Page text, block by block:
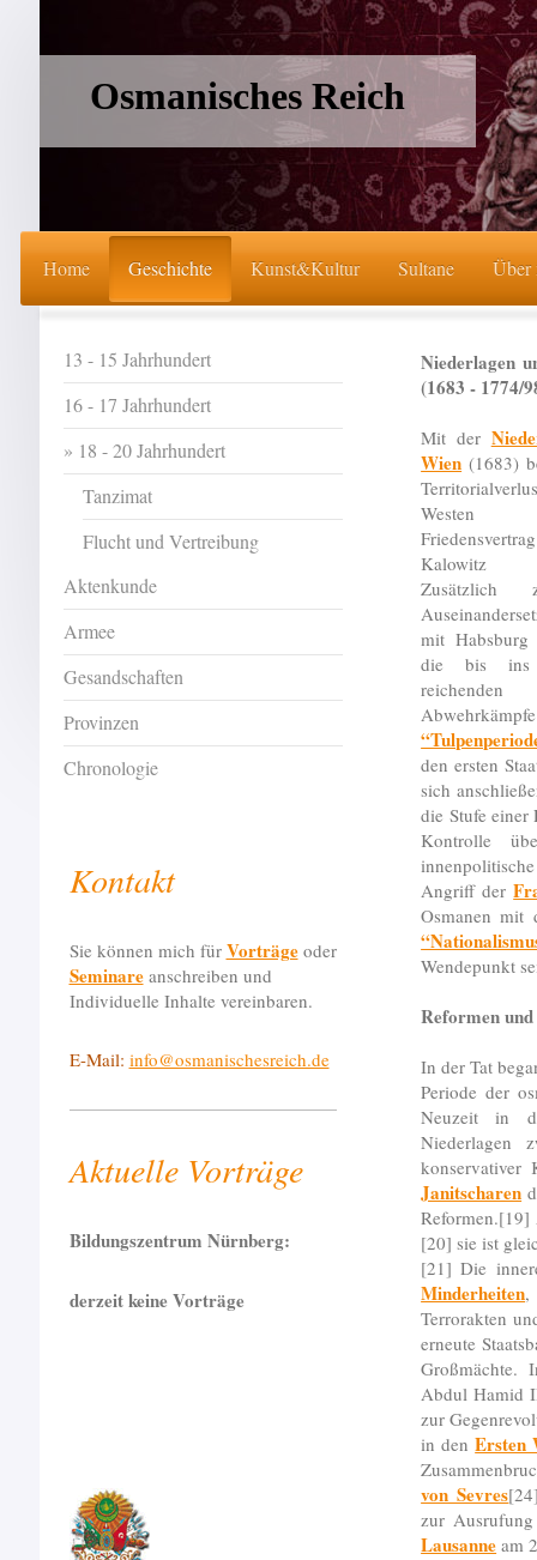
Osmanisches Reich
Home Geschichte Kunst&Kultur Sultane Über
Niederlagen
(1683 - 1774/
Mit der
Wien (1683)
mit Habsburg
die bis
reichenden
den ersten
sich
die Stufe
Kontrolle
Angriff der
Osmanen mit
Wendepunkt
Reformen
In der Tat
Periode der
Neuzeit in
Niederlagen
konservativer
Janitscharen
Reformen.[19]
[20] sie ist
[21] Die
Minderheiten,
Terrorakten
erneute
Großmächte.
Abdul Hamid
zur
in denErsten
von Sevres
zur
Lausanne am
13 - 15 Jahrhundert
16 - 17 Jahrhundert
18 - 20 Jahrhundert
Tanzimat
Flucht und Vertreibung
Aktenkunde
Armee
Gesandschaften
Provinzen
Chronologie
Kontakt
Sie können mich für Vorträgeoder
Seminareanschreiben und
Individuelle Inhalte vereinbaren.
E-Mail: info@osmanischesreich.de
Aktuelle Vorträge
Bildungszentrum Nürnberg:
derzeit keine Vorträge